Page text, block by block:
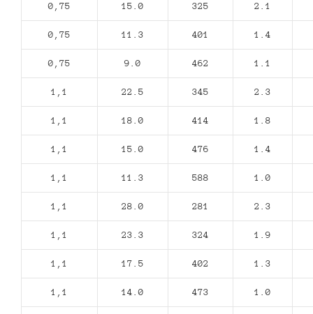
0,75 15.0 325 2.1
0,75 11.3 401 1.4
0,75 9.0 462 1.1
1,1 22.5 345 2.3
1,1 18.0 414 1.8
1,1 15.0 476 1.4
1,1 11.3 588 1.0
1,1 28.0 281 2.3
1,1 23.3 324 1.9
1,1 17.5 402 1.3
1,1 14.0 473 1.0